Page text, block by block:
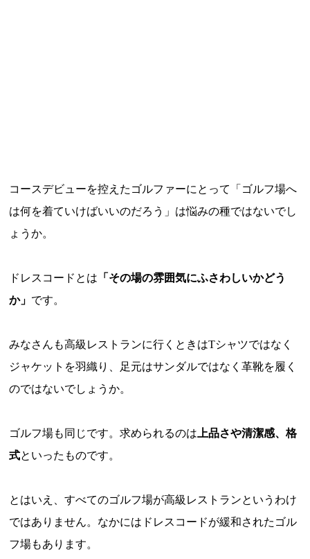
コースデビューを控えたゴルファーにとって「ゴルフ場へ
は何を着ていけばいいのだろう」は悩みの種ではないでし
ょうか。
ドレスコードとは 「その場の雰囲気にふさわしいかどう
か」 です。
みなさんも高級レストランに行くときはTシャツではなく
ジャケットを羽織り、足元はサンダルではなく革靴を履く
のではないでしょうか。
ゴルフ場も同じです。求められるのは 上品さや清潔感、格
式といったものです。
とはいえ、すべてのゴルフ場が高級レストランというわけ
ではありません。なかにはドレスコードが緩和されたゴル
フ場もあります。